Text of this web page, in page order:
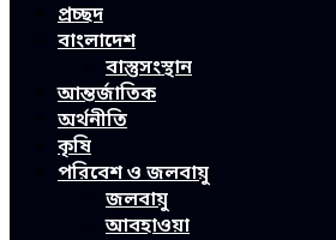
প্রচ্ছদ
বাংলাদেশ
বাস্তুসংস্থান
আন্তর্জাতিক
অর্থনীতি
কৃষি
পরিবেশ ও জলবায়ু
জলবায়ু
আবহাওয়া